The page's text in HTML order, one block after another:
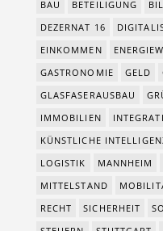
BAU
BETEILIGUNG
DEZERNAT 16
EINKOMMEN
GASTRONOMIE
GELD
GLASFASERAUSBAU
IMMOBILIEN
KÜNSTLICHE
LOGISTIK
MANNHEIM
MITTELSTAND
RECHT
SICHERHEIT